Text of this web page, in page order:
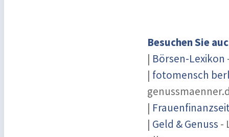
Besuchen Sie
| Börsen-Lexikon
| fotomensch
|
| Geld & Genuss -